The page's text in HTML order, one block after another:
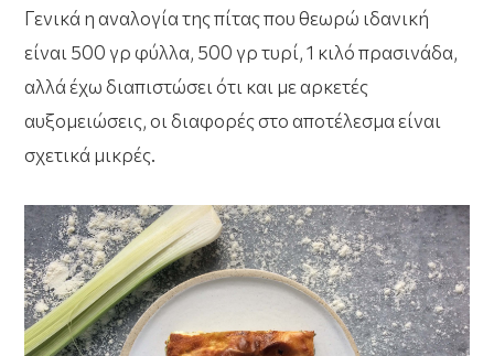
Γενικά η αναλογία της πίτας που θεωρώ ιδανική
είναι 500 γρ φύλλα, 500 γρ τυρί, 1 κιλό πρασινάδα,
αλλά έχω διαπιστώσει ότι και με αρκετές
αυξομειώσεις, οι διαφορές στο αποτέλεσμα είναι
σχετικά μικρές.